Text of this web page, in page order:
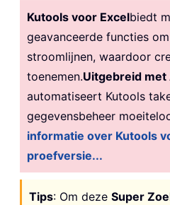
Kutools voor Excelbiedt
geavanceerde functies
stroomlijnen, waardoor
toenemen.Uitgebreid
automatiseert Kutools
gegevensbeheer
informatie over Kutools
proefversie...
Tips: Om deze Super